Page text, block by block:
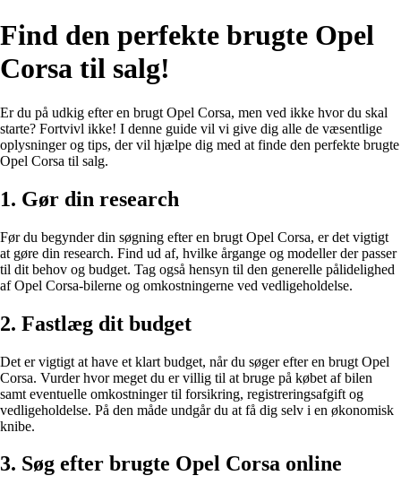
Find den perfekte brugte Opel
Corsa til salg!
Er du på udkig efter en brugt Opel Corsa, men ved ikke hvor du skal
starte? Fortvivl ikke! I denne guide vil vi give dig alle de væsentlige
oplysninger og tips, der vil hjælpe dig med at finde den perfekte brugte
Opel Corsa til salg.
1. Gør din research
Før du begynder din søgning efter en brugt Opel Corsa, er det vigtigt
at gøre din research. Find ud af, hvilke årgange og modeller der passer
til dit behov og budget. Tag også hensyn til den generelle pålidelighed
af Opel Corsa-bilerne og omkostningerne ved vedligeholdelse.
2. Fastlæg dit budget
Det er vigtigt at have et klart budget, når du søger efter en brugt Opel
Corsa. Vurder hvor meget du er villig til at bruge på købet af bilen
samt eventuelle omkostninger til forsikring, registreringsafgift og
vedligeholdelse. På den måde undgår du at få dig selv i en økonomisk
knibe.
3. Søg efter brugte Opel Corsa online